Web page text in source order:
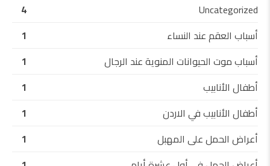
Uncategorized
4
أسباب العقم عند النساء
1
أسباب موت الحيوانات المنوية عند الرجال
1
أطفال الأنابيب
1
أطفال الأنابيب في الاردن
1
أعراض الحمل على المهبل
1